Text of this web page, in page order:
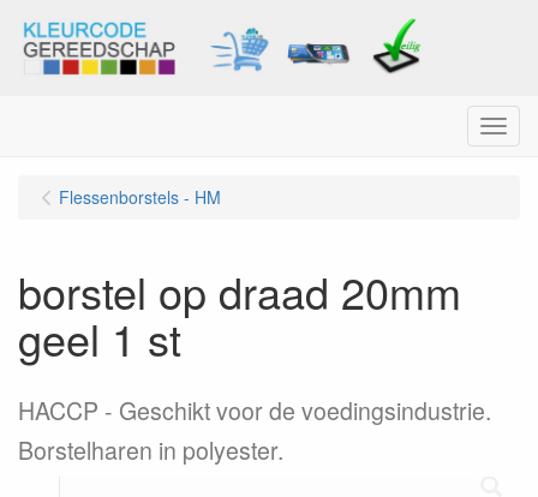
Menu
Flessenborstels - HM
borstel op draad 20mm
geel 1 st
HACCP - Geschikt voor de voedingsindustrie.
Borstelharen in polyester.